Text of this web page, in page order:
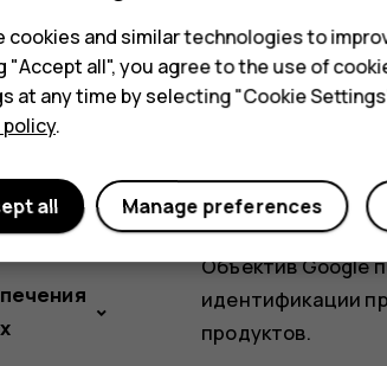
Хотите и сами
Коснитесь
Объектив Google
идентификации
продуктов.
cookies and similar technologies to
"Accept all", you agree to the use of
at any time by selecting "Cookie
.
Manage preferences
all